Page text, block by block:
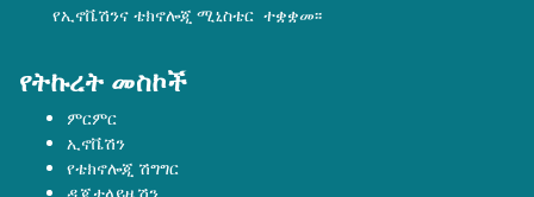
ምርምር
ኢኖቬሽን
የቴክኖሎጂ ሽግግር
ዲጂታላይዜሽን